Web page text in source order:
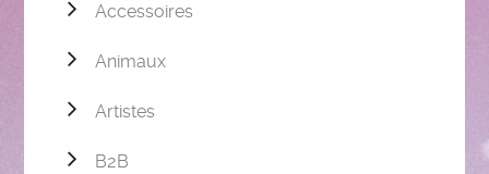
Accessoires
Animaux
Artistes
B2B